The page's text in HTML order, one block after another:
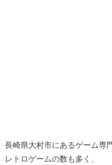
長崎県大村市にあるゲーム専
レトロゲームの数も多く、